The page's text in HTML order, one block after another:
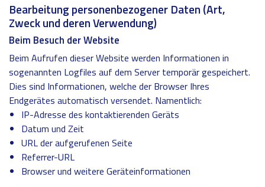
Bearbeitung personenbezogener Daten (Art,
Zweck und deren Verwendung)
Beim Besuch der Website
Beim Aufrufen dieser Website werden Informationen in
sogenannten Logfiles auf dem Server temporär gespeichert.
Dies sind Informationen, welche der Browser Ihres
Endgerätes automatisch versendet. Namentlich:
IP-Adresse des kontaktierenden Geräts
Datum und Zeit
URL der aufgerufenen Seite
Referrer-URL
Browser und weitere Geräteinformationen